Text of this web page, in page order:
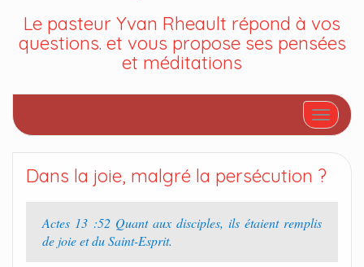
Le pasteur Yvan Rheault répond à vos
questions. et vous propose ses pensées
et méditations
Afficher/
Dans la joie, malgré la persécution ?
Actes 13 :52 Quant aux disciples, ils étaient remplis
de joie et du Saint-Esprit.